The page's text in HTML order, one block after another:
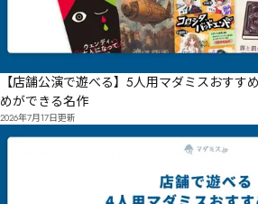
【店舗公演で遊べる】5人用マダミスおすす
めができる名作
2026年7月17日更新